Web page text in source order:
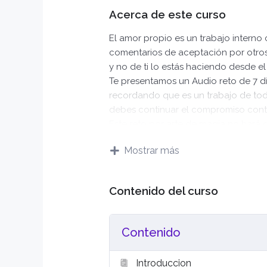
Acerca de este curso
El amor propio es un trabajo
comentarios de aceptación por
y no de ti lo estás haciendo desde
Te presentamos un Audio reto de 7
recordando que es un trabajo de
debes continuar el compromiso
que trabajar tu autoestima para
EL AMOR PROPIO ES:
· Cumplir tus sueños y objetivos
· Conocerte
· Reconocer tus cualidades y
Mostrar más
Contenido del curso
Contenido
Introduccion